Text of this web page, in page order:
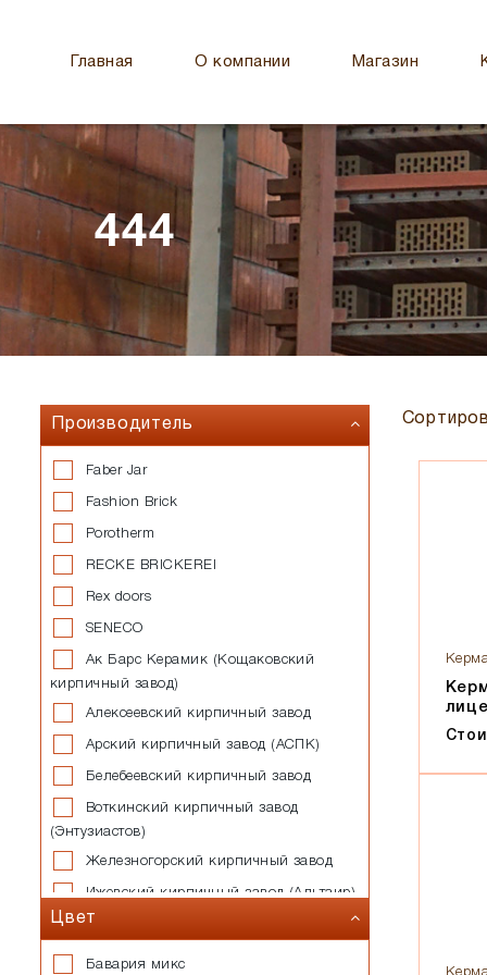
Главная О компании Магазин
444
Производитель
Faber Jar
Fashion Brick
Porotherm
RECKE BRICKEREI
Rex doors
SENECO
Ак Барс Керамик (Кощаковский
кирпичный завод)
Алексеевский кирпичный завод
Арский кирпичный завод (АСПК)
Белебеевский кирпичный завод
Воткинский кирпичный завод
(Энтузиастов)
Железногорский кирпичный завод
Ижевский кирпичный завод (Альтаир)
Казанский завод силикатных
Цвет
Бавария микс
Керма